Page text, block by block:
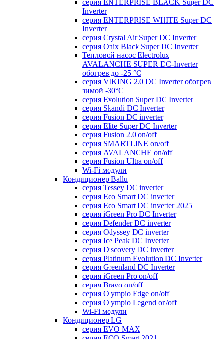
серия ENTERPRISE BLACK Super DC
Inverter
серия ENTERPRISE WHITE Super DC
Inverter
серия Crystal Air Super DC Inverter
серия Onix Black Super DC Inverter
Тепловой насос Electrolux
AVALANCHE SUPER DC-Inverter
обогрев до -25 °С
серия VIKING 2.0 DC Inverter обогрев
зимой -30°С
серия Evolution Super DC Inverter
серия Skandi DC Inverter
серия Fusion DC inverter
серия Elite Super DC Inverter
серия Fusion 2.0 on/off
серия SMARTLINE on/off
серия AVALANCHE on/off
серия Fusion Ultra on/off
Wi-Fi модули
Кондиционер Ballu
серия Tessey DC inverter
серия Eco Smart DC inverter
серия Eco Smart DC inverter 2025
серия iGreen Pro DC Inverter
серия Defender DC inverter
серия Odyssey DC inverter
серия Ice Peak DС Inverter
cерия Discovery DC inverter
серия Platinum Evolution DC Inverter
серия Greenland DC Inverter
серия iGreen Pro on/off
серия Bravo on/off
серия Olympio Edge on/off
серия Olympio Legend on/off
Wi-Fi модули
Кондиционер LG
серия EVO MAX